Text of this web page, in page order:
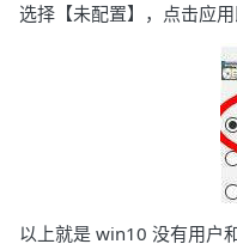
选择【未配置】，点击应用
以上就是 win10 没有用户